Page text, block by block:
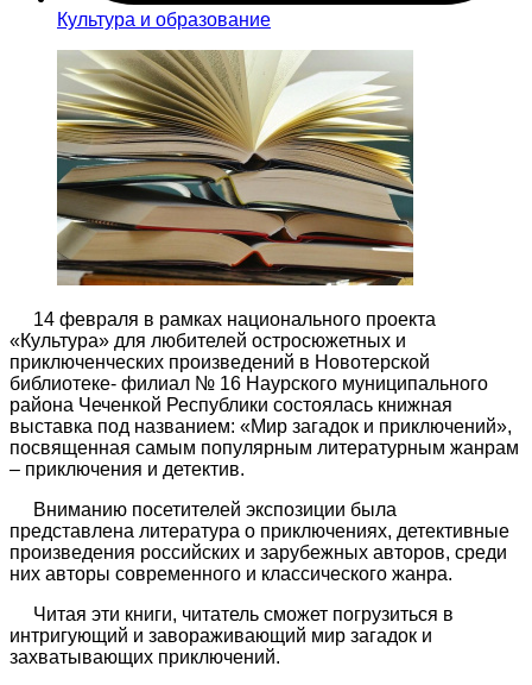
Культура и образование
14 февраля в рамках национального проекта
«Культура» для любителей остросюжетных и
приключенческих произведений в Новотерской
библиотеке- филиал № 16 Наурского муниципального
района Чеченкой Республики состоялась книжная
выставка под названием: «Мир загадок и приключений»,
посвященная самым популярным литературным жанрам
– приключения и детектив.
Вниманию посетителей экспозиции была
представлена литература о приключениях, детективные
произведения российских и зарубежных авторов, среди
них авторы современного и классического жанра.
Читая эти книги, читатель сможет погрузиться в
интригующий и завораживающий мир загадок и
захватывающих приключений.